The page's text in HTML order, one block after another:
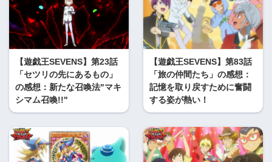
【遊戯王SEVENS】第23話
「セツリの先にあるもの」
の感想：新たな召喚法"マキ
シマム召喚!!"
【遊戯王SEVENS】第83話
「旅の仲間たち」の感想：
記憶を取り戻すために奮闘
する姿が熱い！